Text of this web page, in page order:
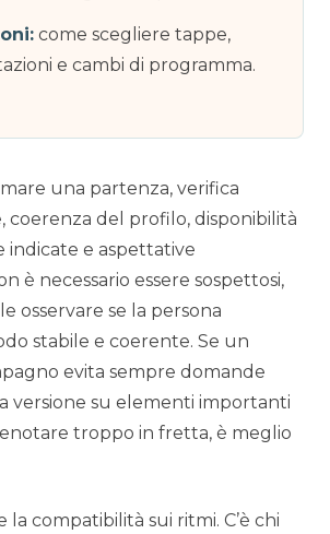
come scegliere tappe,
e cambi di programma.
una partenza, verifica
coerenza del profilo, disponibilità
indicate e aspettative
è necessario essere sospettosi,
osservare se la persona
stabile e coerente. Se un
evita sempre domande
versione su elementi importanti
troppo in fretta, è meglio
compatibilità sui ritmi. C’è chi